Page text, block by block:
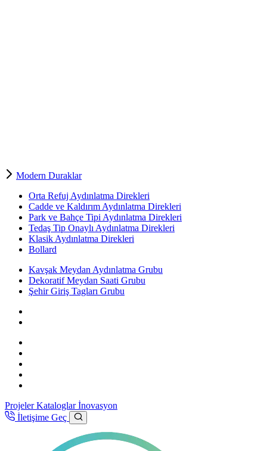
Modern Duraklar
Orta Refuj Aydınlatma Direkleri
Cadde ve Kaldırım Aydınlatma Direkleri
Park ve Bahçe Tipi Aydınlatma Direkleri
Tedaş Tip Onaylı Aydınlatma Direkleri
Klasik Aydınlatma Direkleri
Bollard
Kavşak Meydan Aydınlatma Grubu
Dekoratif Meydan Saati Grubu
Şehir Giriş Tagları Grubu
Projeler Kataloglar İnovasyon
İletişime Geç